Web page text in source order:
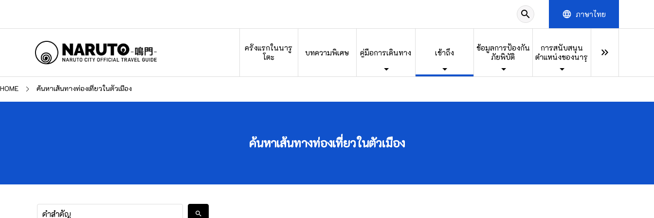
search language ภาษาไทย
ครั้งแรกในนารู
โตะ
บทความพิเศษ คู่มือการเดินทาง เข้าถึง
ข้อมูลการป้องกัน
ภัยพิบัติ
การสนับสนุน
ตำแหน่งของนารุ
keyboard_double_arrow_right
HOME ค้นหาเส้นทางท่องเที่ยวในตัวเมือง
ค้นหาเส้นทางท่องเที่ยวในตัวเมือง
search